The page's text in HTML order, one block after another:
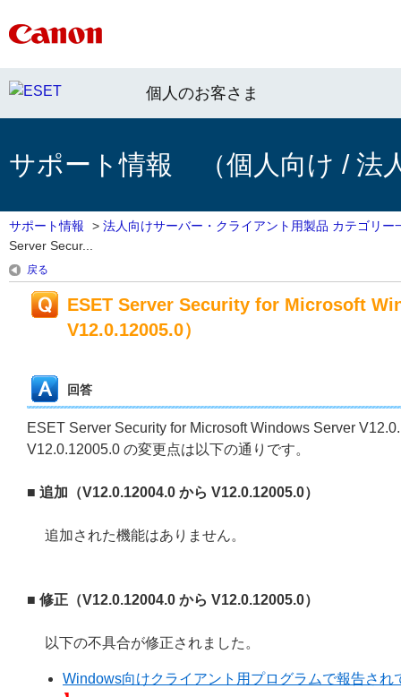
個人のお客さま
サポート情報 （個人向け / 法
サポート情報 > 法人向けサーバー・クライアント用製品 カテゴリー
Server Secur...
戻る
ESET Server Security for Microsoft
V12.0.12005.0）
回答
ESET Server Security for Microsoft Windows Server
V12.0.12005.0 の変更点は以下の通りです。
■ 追加（V12.0.12004.0 から V12.0.12005.0）
追加された機能はありません。
■ 修正（V12.0.12004.0 から V12.0.12005.0）
以下の不具合が修正されました。
Windows向けクライアント用プログラムで報告さ